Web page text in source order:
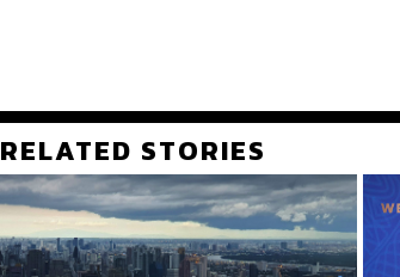
RELATED STORIES